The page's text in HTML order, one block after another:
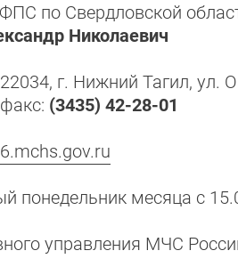
по Свердловской
Николаевич
г. Нижний Тагил, ул.
(3435) 42-28-01
понедельник месяца с
управления МЧС